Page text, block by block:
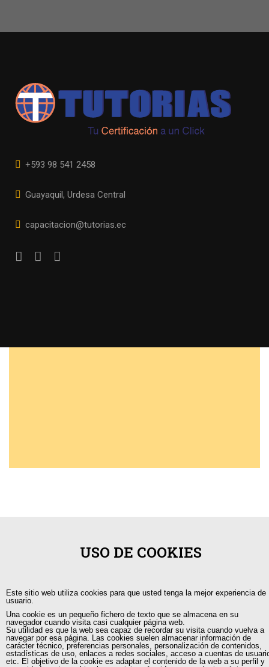
+593 98 541 2458
Guayaquil, Urdesa Central
capacitacion@tutorias.ec
USO DE COOKIES
Este sitio web utiliza cookies para que usted tenga la mejor experiencia de
usuario.
Una cookie es un pequeño fichero de texto que se almacena en su
navegador cuando visita casi cualquier página web.
Su utilidad es que la web sea capaz de recordar su visita cuando vuelva a
navegar por esa página. Las cookies suelen almacenar información de
carácter técnico, preferencias personales, personalización de contenidos,
estadísticas de uso, enlaces a redes sociales, acceso a cuentas de
etc. El objetivo de la cookie es adaptar el contenido de la web a su perfil y